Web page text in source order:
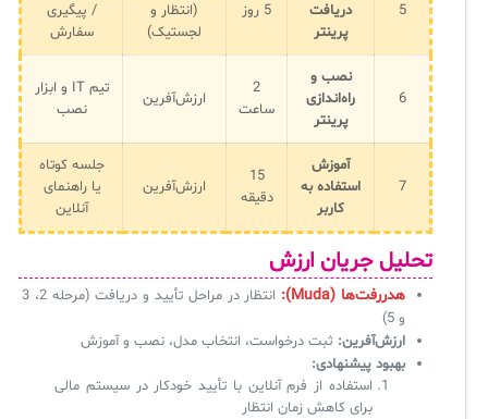
5
دریافت
پرینتر
5 روز
(انتظار و
لجستیک)
/ پیگیری
سفارش
6
نصب و
راه‌اندازی
پرینتر
2
ساعت
ارزش‌آفرین
تیم IT و ابزار
نصب
7
آموزش
استفاده به
کاربر
15
دقیقه
ارزش‌آفرین
جلسه کوتاه
یا راهنمای
آنلاین
تحلیل جریان ارزش
هدررفت‌ها (Muda):
انتظار در مراحل تأیید و دریافت (مرحله 2، 3
و 5)
ارزش‌آفرین: ثبت درخواست، انتخاب مدل، نصب و آموزش
بهبود پیشنهادی:
استفاده از فرم آنلاین با تأیید خودکار در سیستم مالی
برای کاهش زمان انتظار